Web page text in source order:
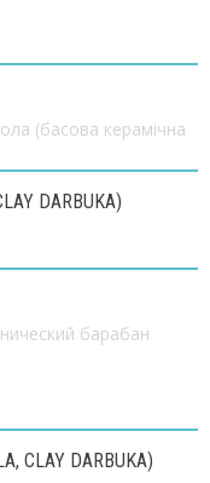
DARBUKA)
CLAY DARBUKA)